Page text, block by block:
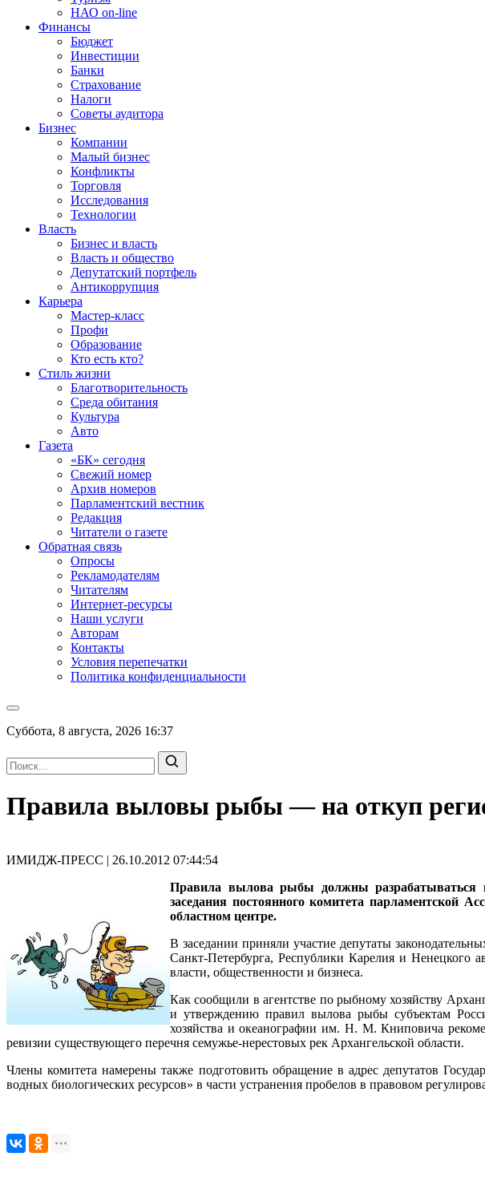
НАО on-line
Финансы
Бюджет
Инвестиции
Банки
Страхование
Налоги
Советы аудитора
Бизнес
Компании
Малый бизнес
Конфликты
Торговля
Исследования
Технологии
Власть
Бизнес и власть
Власть и общество
Депутатский портфель
Антикоррупция
Карьера
Мастер-класс
Профи
Образование
Кто есть кто?
Стиль жизни
Благотворительность
Среда обитания
Культура
Авто
Газета
«БК» сегодня
Свежий номер
Архив номеров
Парламентский вестник
Редакция
Читатели о газете
Обратная связь
Опросы
Рекламодателям
Читателям
Интернет-ресурсы
Наши услуги
Авторам
Контакты
Условия перепечатки
Политика конфиденциальности
Суббота, 8 августа, 2026 16:37
Правила выловы рыбы — на откуп
ИМИДЖ-ПРЕСС | 26.10.2012 07:44:54
Правила вылова рыбы должны разрабатываться
заседания постоянного комитета парламентской
областном центре.
В заседании приняли участие депутаты
Санкт-Петербурга, Республики Карелия и Ненецкого
власти, общественности и бизнеса.
Как сообщили в агентстве по рыбному хозяйству
и утверждению правил вылова рыбы субъектам
хозяйства и океанографии им. Н. М. Книповича
ревизии существующего перечня семужье-нерестовых рек Архангельской области.
Члены комитета намерены также подготовить обращение в адрес депутатов
водных биологических ресурсов» в части устранения пробелов в правовом